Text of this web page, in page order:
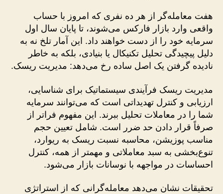
هفت معامله‌گر از هر ده نفری که امروز با حساب
واقعی وارد بازار فارکس می‌شوند، تا پایان سال اول
سرمایه خود را از دست خواهند داد. این آمار تلخ نه به
دلیل پیچیدگی تحلیل تکنیکال یا بنیادی، بلکه به خاطر
نادیده گرفتن یک اصل ساده رخ می‌دهد: مدیریت ریسک.
مدیریت ریسک فرآیندی سیستماتیک برای شناسایی،
ارزیابی و کنترل تهدیداتی است که می‌توانند سرمایه
شما را در معاملات تحلیل ببرند. این مفهوم فراتر از
صرفاً قرار دادن حد ضرر است. شامل تعیین حجم
مناسب پوزیشن، محاسبه نسبت ریسک به ریوارد،
تنوع‌بخشی به سبد معاملاتی و مهمتر از همه، کنترل
احساسات در مواجهه با نوسانات بازار می‌شود.
تحقیقات نشان می‌دهد معامله‌گرانی که از استراتژی